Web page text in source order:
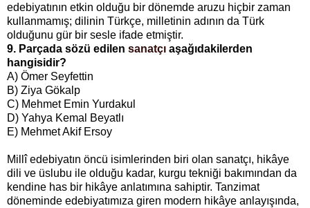
edebiyatının etkin olduğu bir dönemde aruzu hiçbir zaman
kullanmamış; dilinin Türkçe, milletinin adının da Türk
olduğunu gür bir sesle ifade etmiştir.
9. Parçada sözü edilen sanatçı aşağıdakilerden
hangisidir?
A) Ömer Seyfettin
B) Ziya Gökalp
C) Mehmet Emin Yurdakul
D) Yahya Kemal Beyatlı
E) Mehmet Akif Ersoy
Millî edebiyatın öncü isimlerinden biri olan sanatçı, hikâye
dili ve üslubu ile olduğu kadar, kurgu tekniği bakımından da
kendine has bir hikâye anlatımına sahiptir. Tanzimat
döneminde edebiyatımıza giren modern hikâye anlayışında,